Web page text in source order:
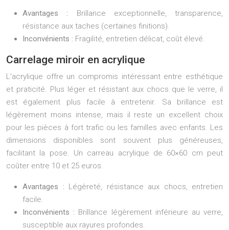
Avantages : Brillance exceptionnelle, transparence,
résistance aux taches (certaines finitions).
Inconvénients : Fragilité, entretien délicat, coût élevé.
Carrelage miroir en acrylique
L’acrylique offre un compromis intéressant entre esthétique
et praticité. Plus léger et résistant aux chocs que le verre, il
est également plus facile à entretenir. Sa brillance est
légèrement moins intense, mais il reste un excellent choix
pour les pièces à fort trafic ou les familles avec enfants. Les
dimensions disponibles sont souvent plus généreuses,
facilitant la pose. Un carreau acrylique de 60×60 cm peut
coûter entre 10 et 25 euros.
Avantages : Légèreté, résistance aux chocs, entretien
facile.
Inconvénients : Brillance légèrement inférieure au verre,
susceptible aux rayures profondes.